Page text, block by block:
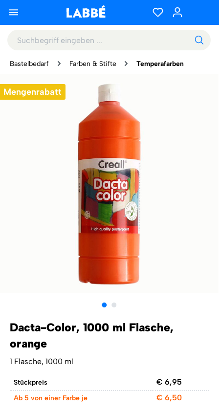
Bastelbedarf Farben & Stifte Temperafarben
Mengenrabatt
Dacta-Color, 1000 ml Flasche,
orange
1 Flasche, 1000 ml
Stückpreis € 6,95
Ab 5 von einer Farbe je € 6,50